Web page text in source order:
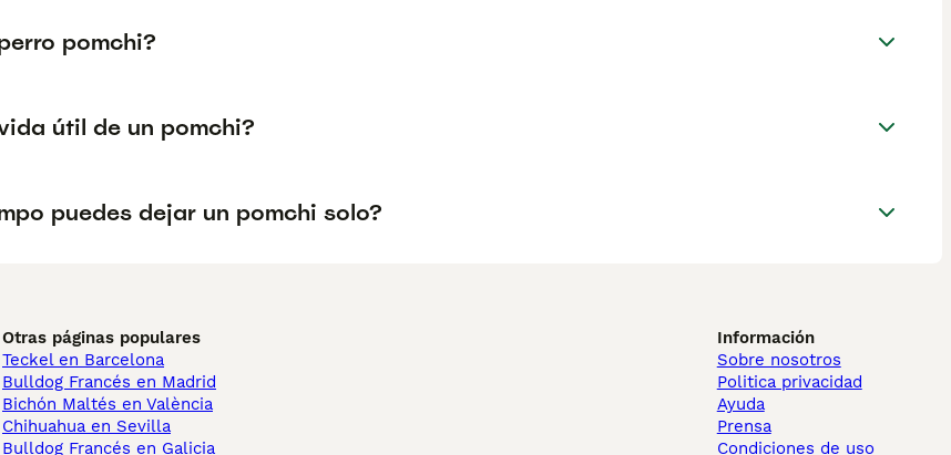
pomchi?
útil de un pomchi?
puedes dejar un pomchi solo?
Otras páginas populares
Teckel en Barcelona
Bulldog Francés en Madrid
Bichón Maltés en València
Chihuahua en Sevilla
Bulldog Francés en Galicia
Información
Sobre nosotros
Politica privacidad
Ayuda
Prensa
Condiciones de uso